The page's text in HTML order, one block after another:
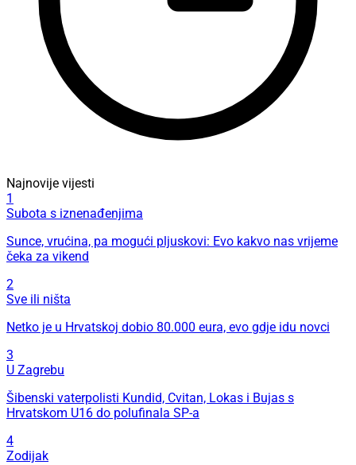
Najnovije vijesti
1
Subota s iznenađenjima
Sunce, vrućina, pa mogući pljuskovi: Evo kakvo nas vrijeme
čeka za vikend
2
Sve ili ništa
Netko je u Hrvatskoj dobio 80.000 eura, evo gdje idu novci
3
U Zagrebu
Šibenski vaterpolisti Kundid, Cvitan, Lokas i Bujas s
Hrvatskom U16 do polufinala SP-a
4
Zodijak